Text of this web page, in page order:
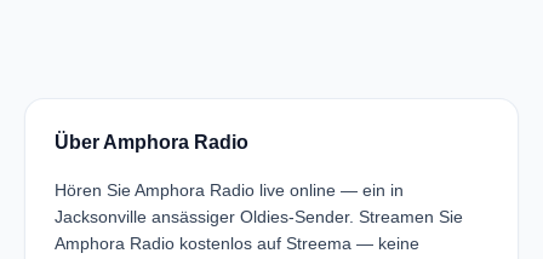
Über Amphora Radio
Hören Sie Amphora Radio live online — ein in
Jacksonville ansässiger Oldies-Sender. Streamen Sie
Amphora Radio kostenlos auf Streema — keine